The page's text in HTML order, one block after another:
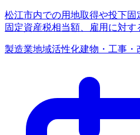
松江市内での用地取得や投下
固定資産税相当額、雇用に対す
製造業地域活性化建物・工事・